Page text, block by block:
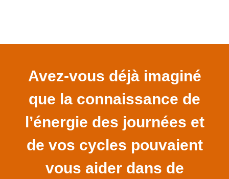
Avez-vous déjà imaginé
que la connaissance de
l’énergie des journées et
de vos cycles pouvaient
vous aider dans de